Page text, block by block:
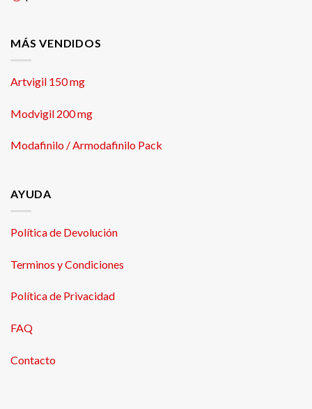
MÁS VENDIDOS
Artvigil 150 mg
Modvigil 200 mg
Modafinilo / Armodafinilo Pack
AYUDA
Política de Devolución
Terminos y Condiciones
Política de Privacidad
FAQ
Contacto